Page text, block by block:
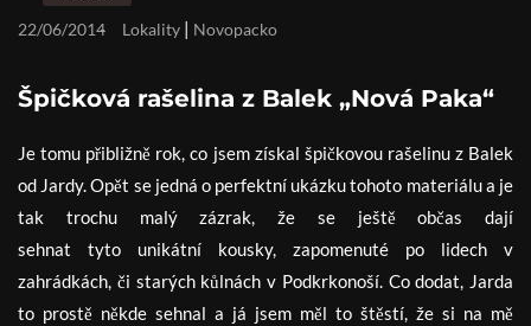
22/06/2014 Lokality | Novopacko
Špičková rašelina z Balek „Nová Paka“
Je tomu přibližně rok, co jsem získal špičkovou rašelinu z Balek
od Jardy. Opět se jedná o perfektní ukázku tohoto materiálu a je
tak trochu malý zázrak, že se ještě občas dají
sehnat tyto unikátní kousky, zapomenuté po lidech v
zahrádkách, či starých kůlnách v Podkrkonoší. Co dodat, Jarda
to prostě někde sehnal a já jsem měl to štěstí, že si na mě